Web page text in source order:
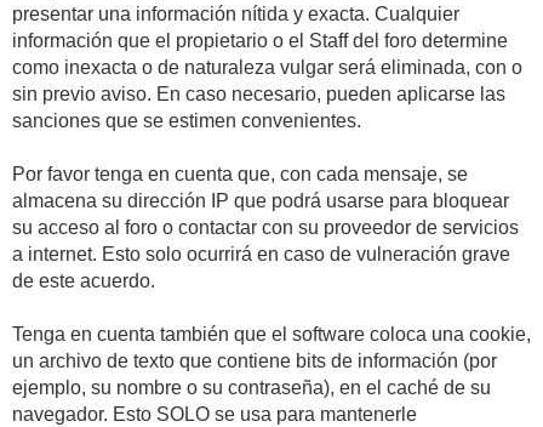
presentar una información nítida y exacta. Cualquier
información que el propietario o el Staff del foro determine
como inexacta o de naturaleza vulgar será eliminada, con o
sin previo aviso. En caso necesario, pueden aplicarse las
sanciones que se estimen convenientes.
Por favor tenga en cuenta que, con cada mensaje, se
almacena su dirección IP que podrá usarse para bloquear
su acceso al foro o contactar con su proveedor de servicios
a internet. Esto solo ocurrirá en caso de vulneración grave
de este acuerdo.
Tenga en cuenta también que el software coloca una cookie,
un archivo de texto que contiene bits de información (por
ejemplo, su nombre o su contraseña), en el caché de su
navegador. Esto SOLO se usa para mantenerle